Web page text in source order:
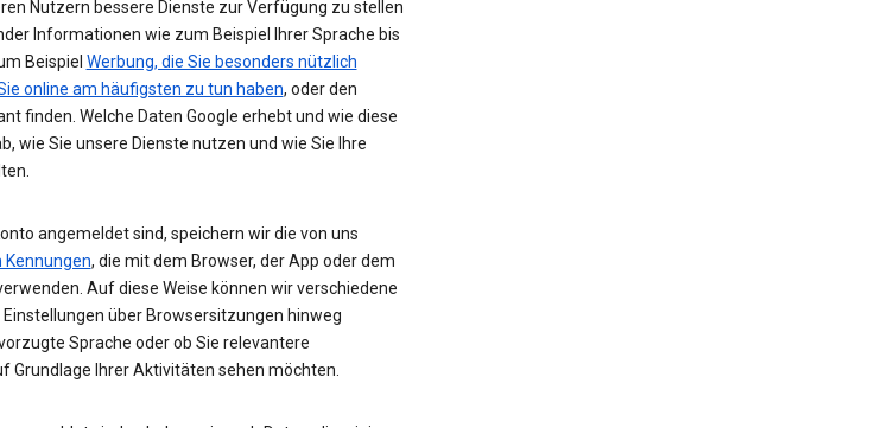
Nutzern bessere Dienste zur Verfügung zu stellen
Informationen wie zum Beispiel Ihrer Sprache bis
Beispiel Werbung, die Sie besonders nützlich
online am häufigsten zu tun haben, oder den
finden. Welche Daten Google erhebt und wie diese
wie Sie unsere Dienste nutzen und wie Sie Ihre
angemeldet sind, speichern wir die von uns
, die mit dem Browser, der App oder dem
Auf diese Weise können wir verschiedene
über Browsersitzungen hinweg
Sprache oder ob Sie relevantere
Grundlage Ihrer Aktivitäten sehen möchten.